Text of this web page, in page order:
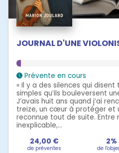
JOURNAL D'UNE
Prévente en cours
« Il y a des silences qui
simples qu’ils bouleversent
J’avais huit ans quand j’ai
treize, un cœur à protéger et
reconnue tout de suite. Entre
inexplicable,...
24,00 €
de préventes
2%
de